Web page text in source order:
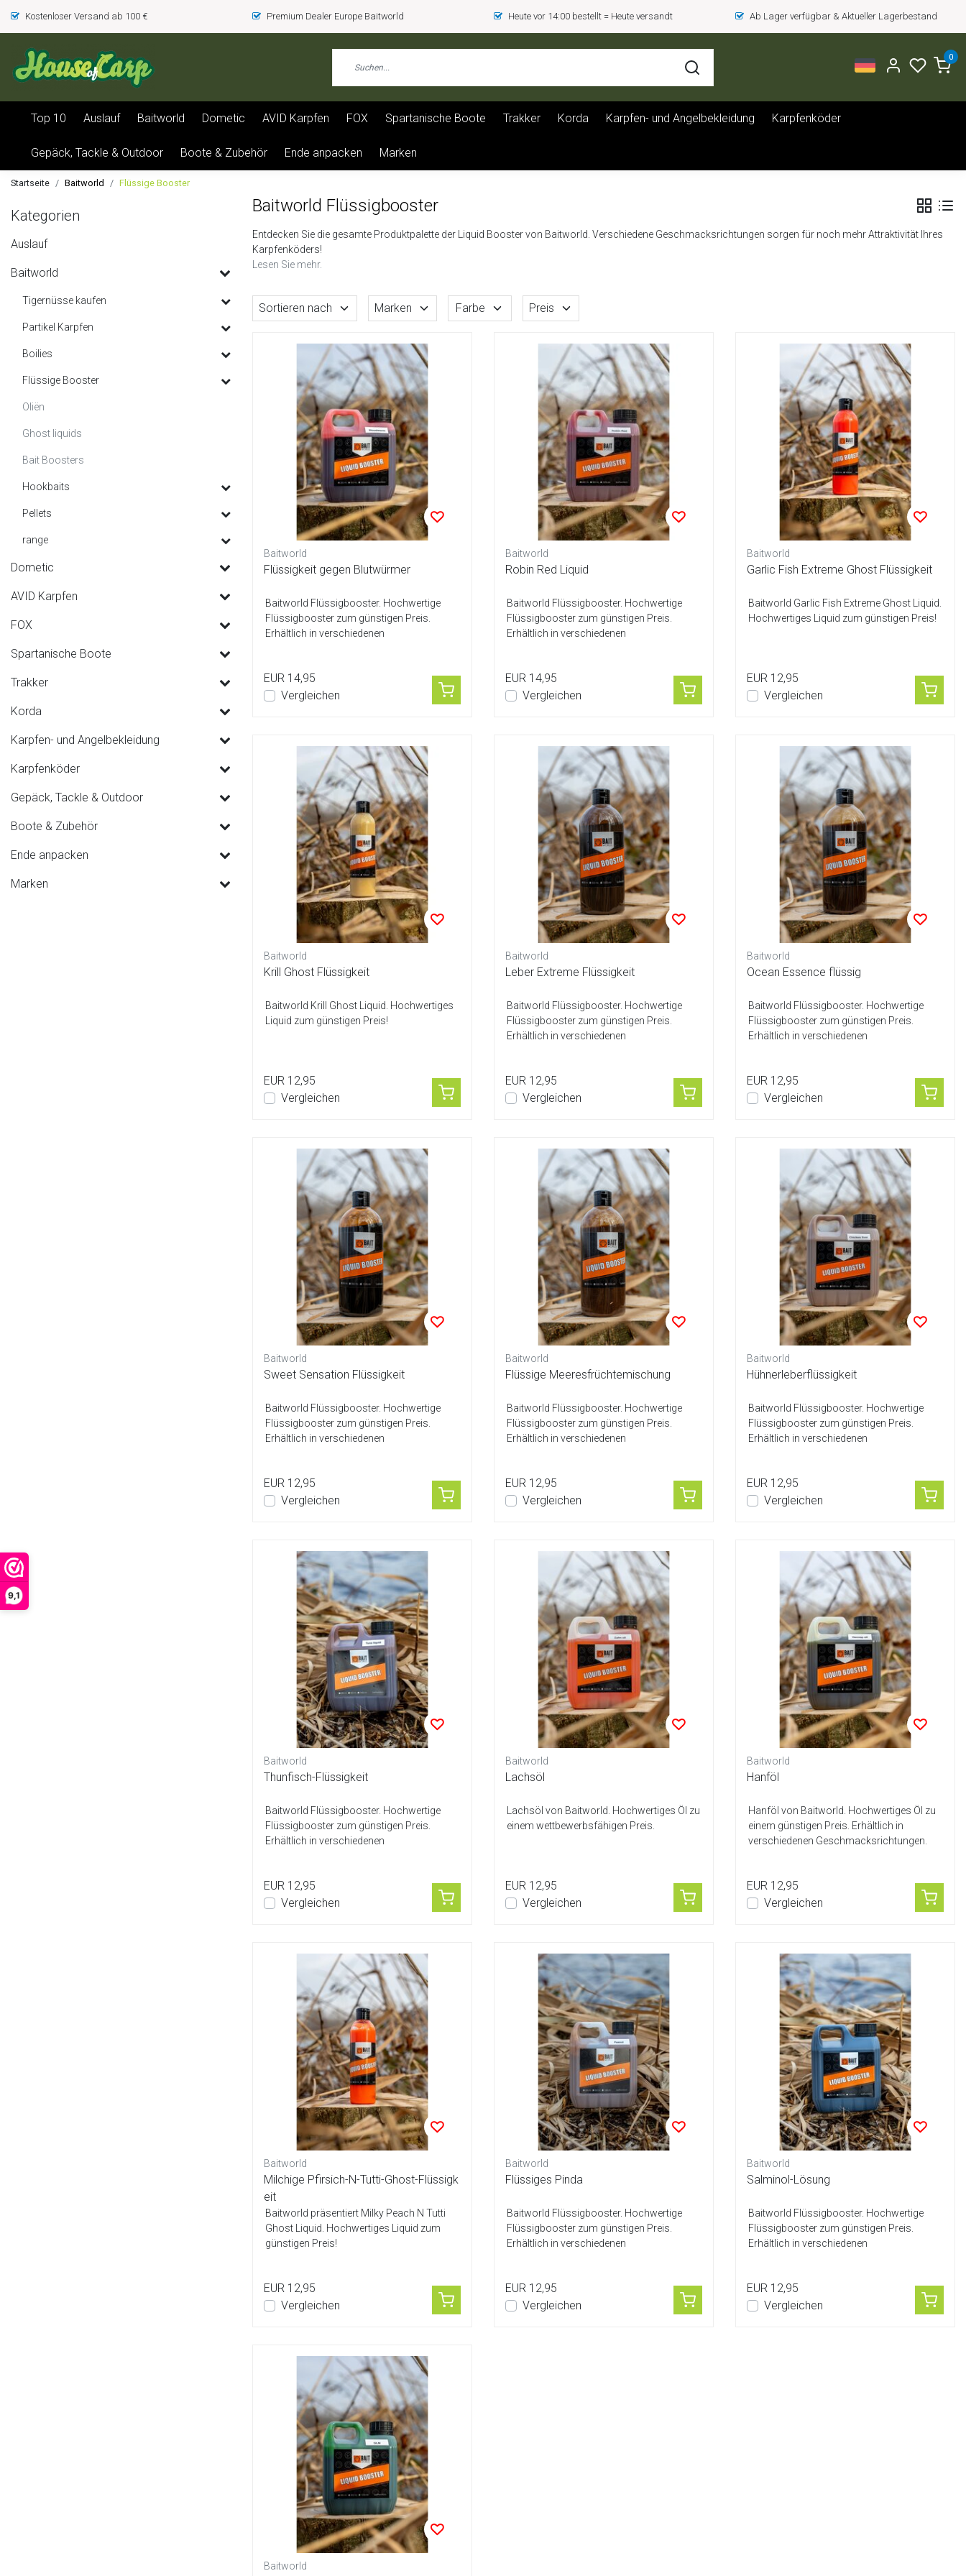
9,1
Kostenloser Versand ab 100 € Premium Dealer Europe Baitworld Heute vor 14:00 bestellt = Heute versandt Ab Lager verfügbar & Aktueller Lagerbestand
0
Top 10 Auslauf Baitworld Dometic AVID Karpfen FOX Spartanische Boote Trakker Korda Karpfen- und Angelbekleidung Karpfenköder
Gepäck, Tackle & Outdoor Boote & Zubehör Ende anpacken Marken
Startseite Baitworld Flüssige Booster
Kategorien
Auslauf
Baitworld
Tigernüsse kaufen
Partikel Karpfen
Boilies
Flüssige Booster
Oliën
Ghost liquids
Bait Boosters
Hookbaits
Pellets
range
Dometic
AVID Karpfen
FOX
Spartanische Boote
Trakker
Korda
Karpfen- und Angelbekleidung
Karpfenköder
Gepäck, Tackle & Outdoor
Boote & Zubehör
Ende anpacken
Marken
Baitworld Flüssigbooster
Entdecken Sie die gesamte Produktpalette der Liquid Booster von Baitworld. Verschiedene Geschmacksrichtungen sorgen für noch mehr Attraktivität Ihres
Karpfenköders!
Lesen Sie mehr.
Sortieren nach Marken Farbe Preis
Baitworld
Flüssigkeit gegen Blutwürmer
Baitworld Flüssigbooster. Hochwertige
Flüssigbooster zum günstigen Preis.
Erhältlich in verschiedenen
EUR 14,95
Vergleichen
Baitworld
Robin Red Liquid
Baitworld Flüssigbooster. Hochwertige
Flüssigbooster zum günstigen Preis.
Erhältlich in verschiedenen
EUR 14,95
Vergleichen
Baitworld
Garlic Fish Extreme Ghost Flüssigkeit
Baitworld Garlic Fish Extreme Ghost Liquid.
Hochwertiges Liquid zum günstigen Preis!
EUR 12,95
Vergleichen
Baitworld
Krill Ghost Flüssigkeit
Baitworld Krill Ghost Liquid. Hochwertiges
Liquid zum günstigen Preis!
EUR 12,95
Vergleichen
Baitworld
Leber Extreme Flüssigkeit
Baitworld Flüssigbooster. Hochwertige
Flüssigbooster zum günstigen Preis.
Erhältlich in verschiedenen
EUR 12,95
Vergleichen
Baitworld
Ocean Essence flüssig
Baitworld Flüssigbooster. Hochwertige
Flüssigbooster zum günstigen Preis.
Erhältlich in verschiedenen
EUR 12,95
Vergleichen
Baitworld
Sweet Sensation Flüssigkeit
Baitworld Flüssigbooster. Hochwertige
Flüssigbooster zum günstigen Preis.
Erhältlich in verschiedenen
EUR 12,95
Vergleichen
Baitworld
Flüssige Meeresfrüchtemischung
Baitworld Flüssigbooster. Hochwertige
Flüssigbooster zum günstigen Preis.
Erhältlich in verschiedenen
EUR 12,95
Vergleichen
Baitworld
Hühnerleberflüssigkeit
Baitworld Flüssigbooster. Hochwertige
Flüssigbooster zum günstigen Preis.
Erhältlich in verschiedenen
EUR 12,95
Vergleichen
Baitworld
Thunfisch-Flüssigkeit
Baitworld Flüssigbooster. Hochwertige
Flüssigbooster zum günstigen Preis.
Erhältlich in verschiedenen
EUR 12,95
Vergleichen
Baitworld
Lachsöl
Lachsöl von Baitworld. Hochwertiges Öl zu
einem wettbewerbsfähigen Preis.
EUR 12,95
Vergleichen
Baitworld
Hanföl
Hanföl von Baitworld. Hochwertiges Öl zu
einem günstigen Preis. Erhältlich in
verschiedenen Geschmacksrichtungen.
EUR 12,95
Vergleichen
Baitworld
Milchige Pfirsich-N-Tutti-Ghost-Flüssigk
eit
Baitworld präsentiert Milky Peach N Tutti
Ghost Liquid. Hochwertiges Liquid zum
günstigen Preis!
EUR 12,95
Vergleichen
Baitworld
Flüssiges Pinda
Baitworld Flüssigbooster. Hochwertige
Flüssigbooster zum günstigen Preis.
Erhältlich in verschiedenen
EUR 12,95
Vergleichen
Baitworld
Salminol-Lösung
Baitworld Flüssigbooster. Hochwertige
Flüssigbooster zum günstigen Preis.
Erhältlich in verschiedenen
EUR 12,95
Vergleichen
Baitworld